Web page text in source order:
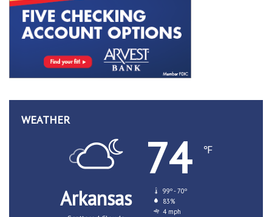
WEATHER
Arkansas
74 ℉
99º - 70º
83%
4 mph